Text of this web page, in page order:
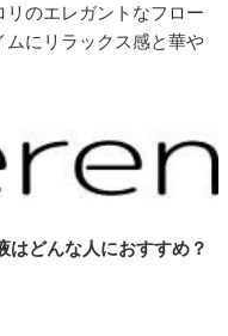
のエレガントなフロー
にリラックス感と華や
はどんな人におすすめ？